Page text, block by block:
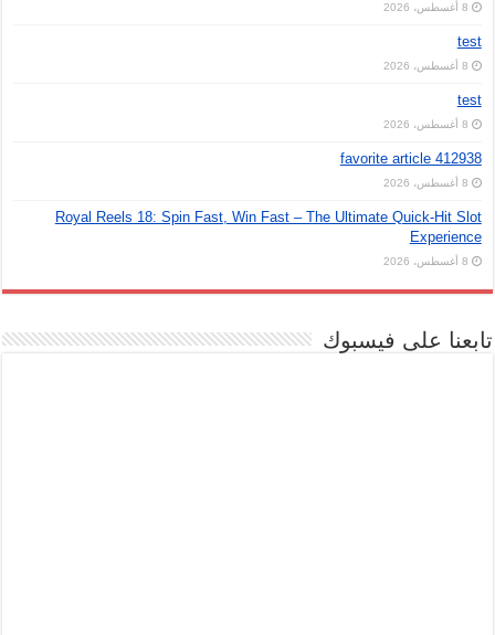
8 أغسطس، 2026
test
8 أغسطس، 2026
test
8 أغسطس، 2026
favorite article 412938
8 أغسطس، 2026
Royal Reels 18: Spin Fast, Win Fast – The Ultimate Quick‑Hit Slot
Experience
8 أغسطس، 2026
على فيسبوك